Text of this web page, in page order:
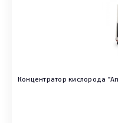
Концентратор кислорода